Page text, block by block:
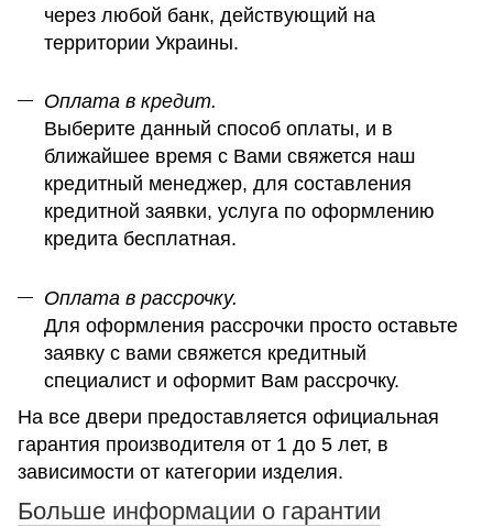
через любой банк, действующий на
территории Украины.
Оплата в кредит.
Выберите данный способ оплаты, и в
ближайшее время с Вами свяжется наш
кредитный менеджер, для составления
кредитной заявки, услуга по оформлению
кредита бесплатная.
Оплата в рассрочку.
Для оформления рассрочки просто оставьте
заявку с вами свяжется кредитный
специалист и оформит Вам рассрочку.
На все двери предоставляется официальная
гарантия производителя от 1 до 5 лет, в
зависимости от категории изделия.
Больше информации о гарантии